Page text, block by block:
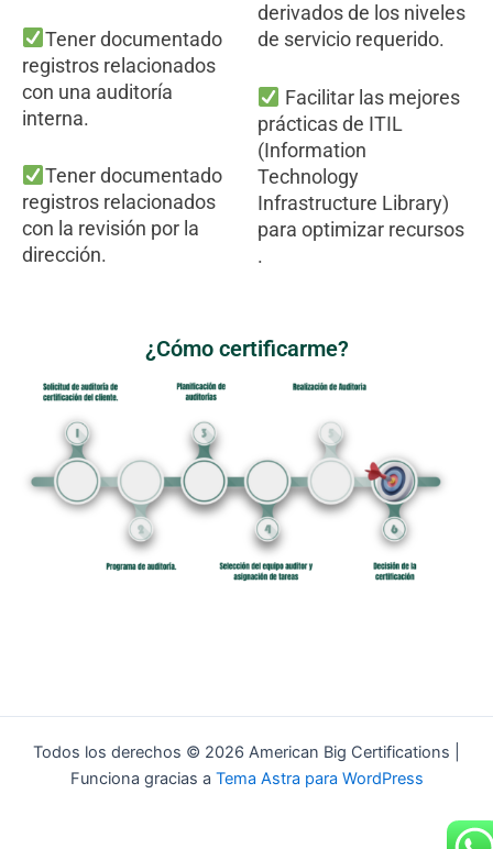
Tener documentado
registros relacionados
con una auditoría
interna.
Tener documentado
registros relacionados
con la revisión por la
dirección.
derivados de los niveles
de servicio requerido.
Facilitar las mejores
prácticas de ITIL
(Information
Technology
Infrastructure Library)
para optimizar recursos
.
¿Cómo certificarme?
Todos los derechos © 2026 American Big Certifications |
Funciona gracias a Tema Astra para WordPress